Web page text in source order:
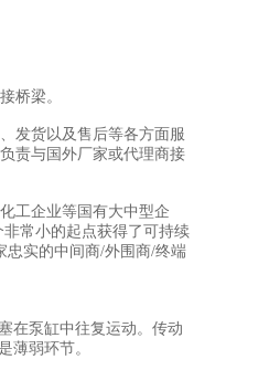
桥梁。
发货以及售后等各方面服
责与国外厂家或代理商接
工企业等国有大中型企
常小的起点获得了可持续
忠实的中间商/外围商/终端
在泵缸中往复运动。传动
薄弱环节。